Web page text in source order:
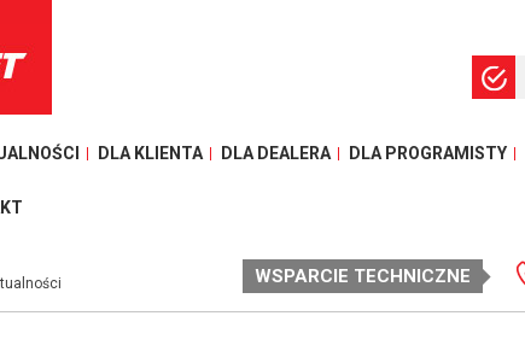
DLA KLIENTA DLA DEALERA DLA PROGRAMISTY
WSPARCIE TECHNICZNE